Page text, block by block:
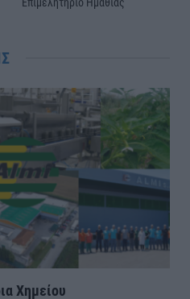
Χημείου